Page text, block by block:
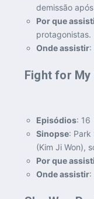
demissão
Por que
protagonistas.
Onde assistir:
Fight for My
Episódios: 16
Sinopse: Park
(Kim Ji Won),
Por que
Onde assistir: